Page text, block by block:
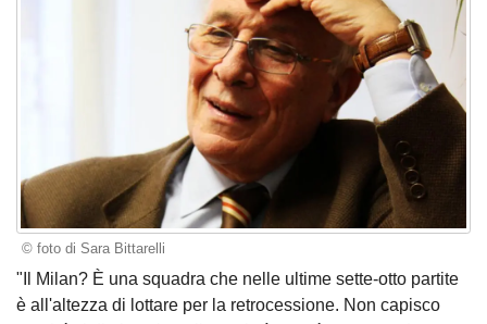
© foto di Sara Bittarelli
"Il Milan? È una squadra che nelle ultime sette-otto partite
è all'altezza di lottare per la retrocessione. Non capisco